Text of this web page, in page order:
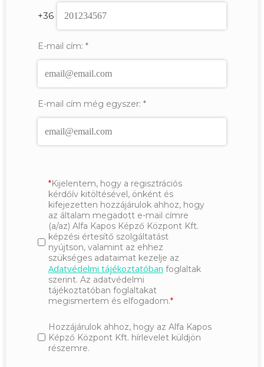
+36
E-mail cím: *
E-mail cím még egyszer: *
Kijelentem, hogy a regisztrációs
kérdőív kitöltésével, önként és
kifejezetten hozzájárulok ahhoz, hogy
az általam megadott e-mail címre
(a/az) Alfa Kapos Képző Központ Kft.
képzési értesítő szolgáltatást
nyújtson, valamint az ehhez
szükséges adataimat kezelje az
Adatvédelmi tájékoztatóban foglaltak
szerint. Az adatvédelmi
tájékoztatóban foglaltakat
megismertem és elfogadom.
Hozzájárulok ahhoz, hogy az Alfa Kapos
Képző Központ Kft. hírlevelet küldjön
részemre.